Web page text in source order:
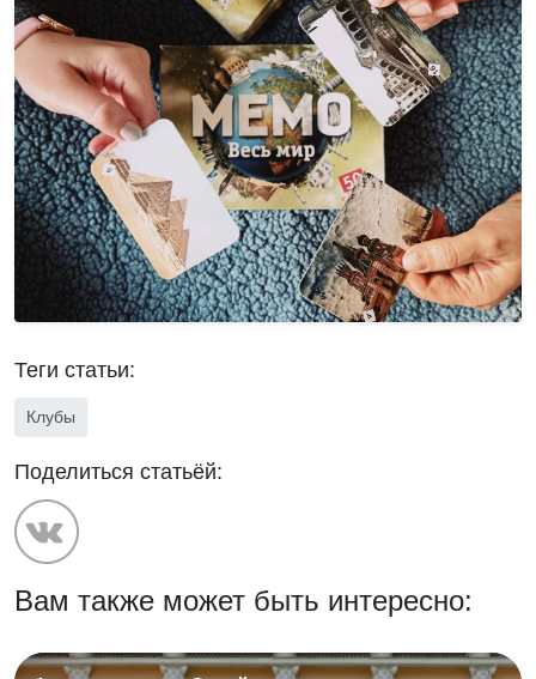
Теги статьи:
Клубы
Поделиться статьёй:
Вам также может быть интересно: